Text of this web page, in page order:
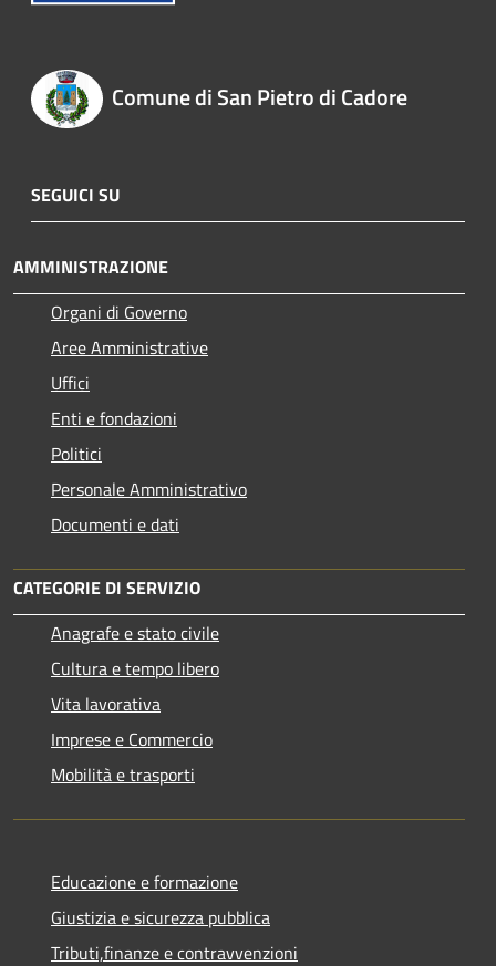
Comune di San Pietro di Cadore
SEGUICI SU
AMMINISTRAZIONE
Organi di Governo
Aree Amministrative
Uffici
Enti e fondazioni
Politici
Personale Amministrativo
Documenti e dati
CATEGORIE DI SERVIZIO
Anagrafe e stato civile
Cultura e tempo libero
Vita lavorativa
Imprese e Commercio
Mobilità e trasporti
Educazione e formazione
Giustizia e sicurezza pubblica
Tributi,finanze e contravvenzioni